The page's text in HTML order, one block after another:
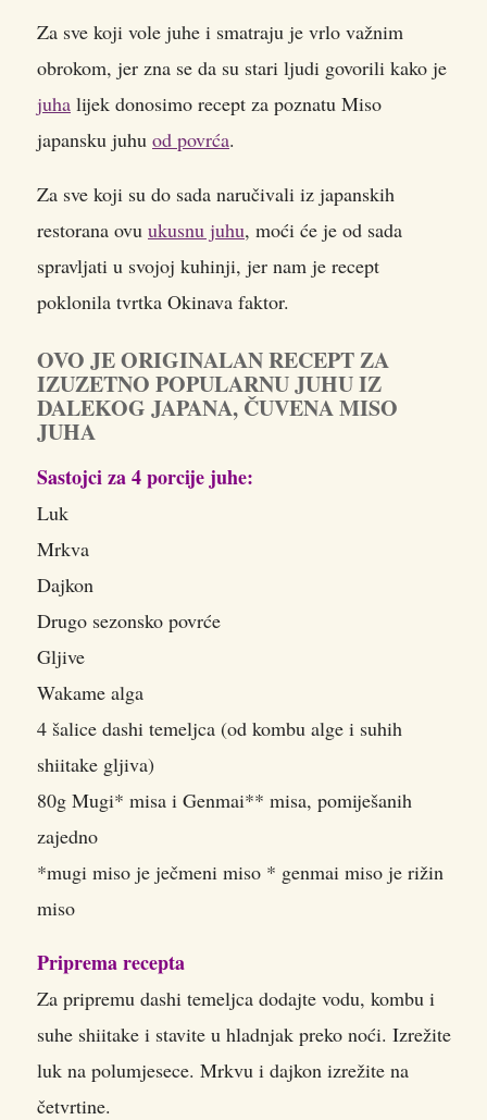
Za sve koji vole juhe i smatraju je vrlo važnim
obrokom, jer zna se da su stari ljudi govorili kako je
juha lijek donosimo recept za poznatu Miso
japansku juhu od povrća.
Za sve koji su do sada naručivali iz japanskih
restorana ovu ukusnu juhu, moći će je od sada
spravljati u svojoj kuhinji, jer nam je recept
poklonila tvrtka Okinava faktor.
OVO JE ORIGINALAN RECEPT ZA
IZUZETNO POPULARNU JUHU IZ
DALEKOG JAPANA, ČUVENA MISO
JUHA
Sastojci za 4 porcije juhe:
Luk
Mrkva
Dajkon
Drugo sezonsko povrće
Gljive
Wakame alga
4 šalice dashi temeljca (od kombu alge i suhih
shiitake gljiva)
80g Mugi* misa i Genmai** misa, pomiješanih
zajedno
*mugi miso je ječmeni miso * genmai miso je rižin
miso
Priprema recepta
Za pripremu dashi temeljca dodajte vodu, kombu i
suhe shiitake i stavite u hladnjak preko noći. Izrežite
luk na polumjesece. Mrkvu i dajkon izrežite na
četvrtine.